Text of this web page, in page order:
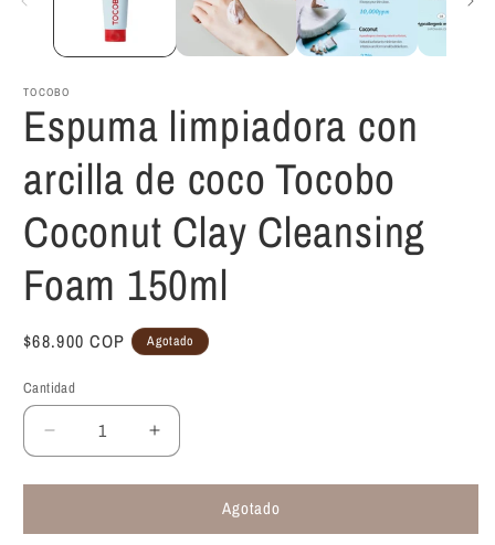
modal
TOCOBO
Espuma limpiadora con
arcilla de coco Tocobo
Coconut Clay Cleansing
Foam 150ml
Precio
$68.900 COP Agotado
Cantidad
Reducir
cantidad
para
limpiadora
Aumentar
cantidad
para
Espuma
limpiadora
Agotado